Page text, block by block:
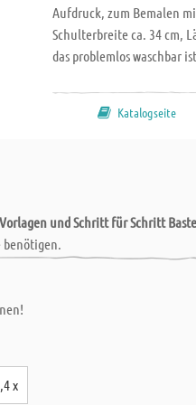
Aufdruck, zum Bemalen
Schulterbreite ca. 34 cm,
das problemlos waschbar
bestempeln, zum
den verschiedensten
perfekt auch in Klassen-
Katalogseite
Vorlagen und Schritt für Schritt
x